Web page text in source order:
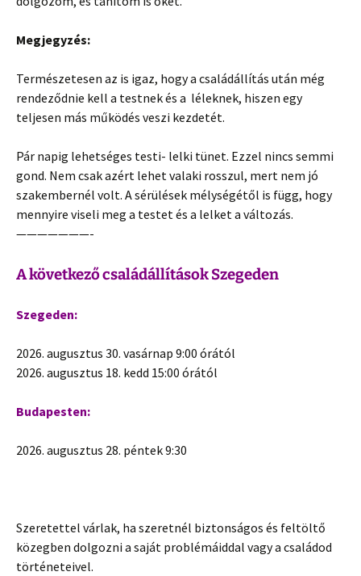
Megjegyzés:
Természetesen az is igaz, hogy a családállítás után még
rendeződnie kell a testnek és a léleknek, hiszen egy
teljesen más működés veszi kezdetét.
Pár napig lehetséges testi- lelki tünet. Ezzel nincs semmi
gond. Nem csak azért lehet valaki rosszul, mert nem jó
szakembernél volt. A sérülések mélységétől is függ, hogy
mennyire viseli meg a testet és a lelket a változás.
———————-
A következő családállítások Szegeden
Szegeden:
2026. augusztus 30. vasárnap 9:00 órától
2026. augusztus 18. kedd 15:00 órától
Budapesten:
2026. augusztus 28. péntek 9:30
Szeretettel várlak, ha szeretnél biztonságos és feltöltő
közegben dolgozni a saját problémáiddal vagy a családod
történeteivel.